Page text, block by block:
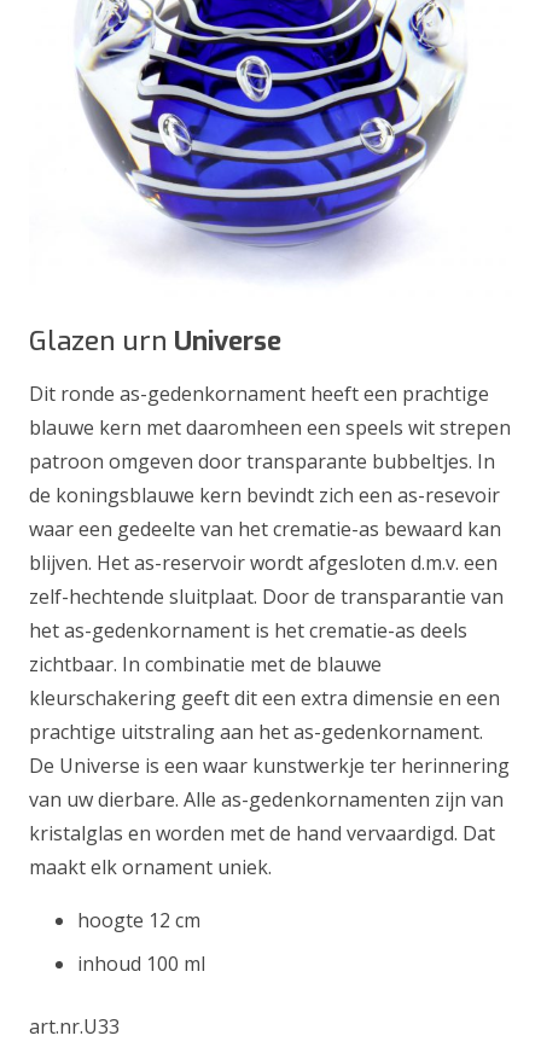
Glazen urn Universe
Dit ronde as-gedenkornament heeft een prachtige
blauwe kern met daaromheen een speels wit strepen
patroon omgeven door transparante bubbeltjes. In
de koningsblauwe kern bevindt zich een as-resevoir
waar een gedeelte van het crematie-as bewaard kan
blijven. Het as-reservoir wordt afgesloten d.m.v. een
zelf-hechtende sluitplaat. Door de transparantie van
het as-gedenkornament is het crematie-as deels
zichtbaar. In combinatie met de blauwe
kleurschakering geeft dit een extra dimensie en een
prachtige uitstraling aan het as-gedenkornament.
De Universe is een waar kunstwerkje ter herinnering
van uw dierbare. Alle as-gedenkornamenten zijn van
kristalglas en worden met de hand vervaardigd. Dat
maakt elk ornament uniek.
hoogte 12 cm
inhoud 100 ml
art.nr.U33